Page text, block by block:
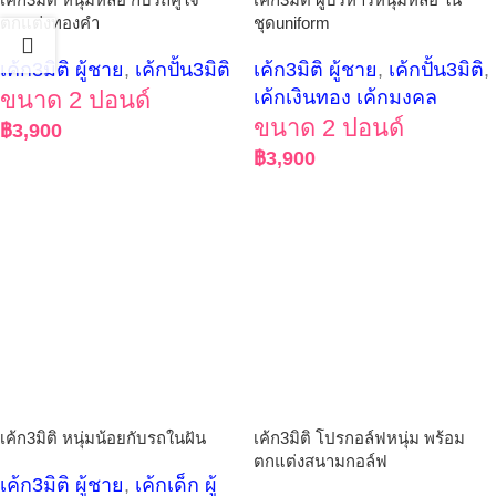
ตกแต่งทองคำ
เค้ก3มิติ ผู้ชาย, เค้กปั้น3มิติ
ขนาด 2 ปอนด์
฿3,900
ชุดuniform
เค้ก3มิติ ผู้ชาย, เค้กปั้น3มิติ,
เค้กเงินทอง เค้กมงคล
ขนาด 2 ปอนด์
฿3,900
เค้ก3มิติ หนุ่มน้อยกับรถในฝัน
เค้ก3มิติ ผู้ชาย, เค้กเด็ก ผู้
เค้ก3มิติ โปรกอล์ฟหนุ่ม พร้อม
ตกแต่งสนามกอล์ฟ